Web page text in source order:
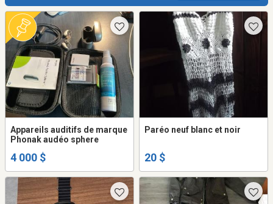
Appareils auditifs de marque
Phonak audéo sphere
4 000 $
Paréo neuf blanc et noir
20 $